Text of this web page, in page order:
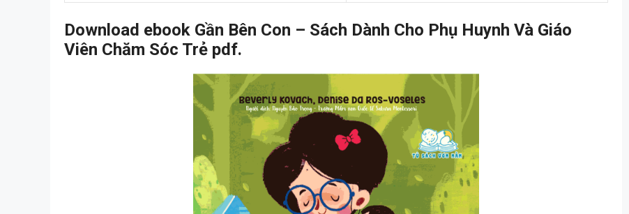
Download ebook Gần Bên Con – Sách Dành Cho Phụ Huynh Và Giáo
Viên Chăm Sóc Trẻ pdf.